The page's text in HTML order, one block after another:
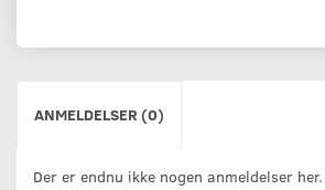
ANMELDELSER (0)
Der er endnu ikke nogen anmeldelser